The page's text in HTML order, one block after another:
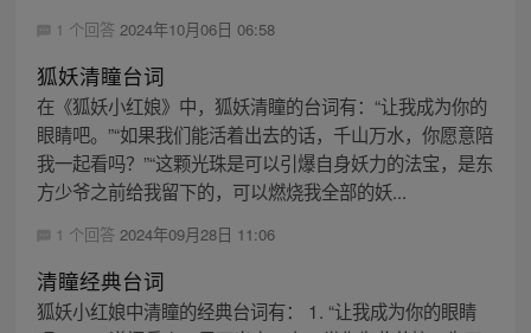
1 个回答 2024年10月06日 06:58
狐妖清瞳台词
在《狐妖小红娘》中，狐妖清瞳的台词有：“让我成为你的
眼睛吧。”“如果我们能活着出去的话，千山万水，你愿意陪
我一起看吗？”“这颗光珠是可以引爆自身妖力的法宝，是东
方少爷之前给我留下的，可以燃烧我全部的妖...
1 个回答 2024年09月28日 11:06
清瞳经典台词
狐妖小红娘中清瞳的经典台词有： 1. “让我成为你的眼睛